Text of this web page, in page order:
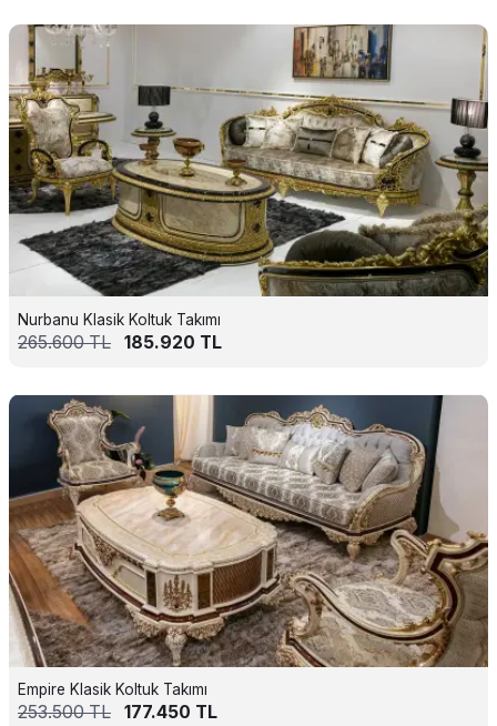
Nurbanu Klasik Koltuk Takımı
265.600TL 185.920 TL
Empire Klasik Koltuk Takımı
253.500TL 177.450 TL